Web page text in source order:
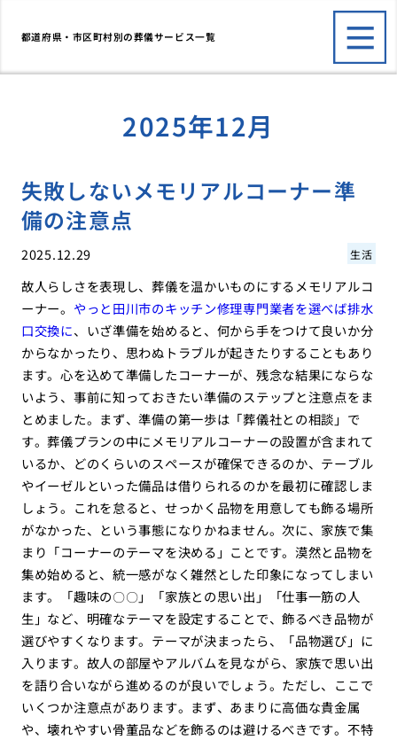
都道府県・市区町村別の葬儀サービス一覧
2025年12月
失敗しないメモリアルコーナー準
備の注意点
2025.12.29 生活
故人らしさを表現し、葬儀を温かいものにするメモリアルコ
ーナー。 やっと田川市のキッチン修理専門業者を選べば排水
口交換に、いざ準備を始めると、何から手をつけて良いか分
からなかったり、思わぬトラブルが起きたりすることもあり
ます。心を込めて準備したコーナーが、残念な結果にならな
いよう、事前に知っておきたい準備のステップと注意点をま
とめました。まず、準備の第一歩は「葬儀社との相談」で
す。葬儀プランの中にメモリアルコーナーの設置が含まれて
いるか、どのくらいのスペースが確保できるのか、テーブル
やイーゼルといった備品は借りられるのかを最初に確認しま
しょう。これを怠ると、せっかく品物を用意しても飾る場所
がなかった、という事態になりかねません。次に、家族で集
まり「コーナーのテーマを決める」ことです。漠然と品物を
集め始めると、統一感がなく雑然とした印象になってしまい
ます。「趣味の〇〇」「家族との思い出」「仕事一筋の人
生」など、明確なテーマを設定することで、飾るべき品物が
選びやすくなります。テーマが決まったら、「品物選び」に
入ります。故人の部屋やアルバムを見ながら、家族で思い出
を語り合いながら進めるのが良いでしょう。ただし、ここで
いくつか注意点があります。まず、あまりに高価な貴金属
や、壊れやすい骨董品などを飾るのは避けるべきです。不特